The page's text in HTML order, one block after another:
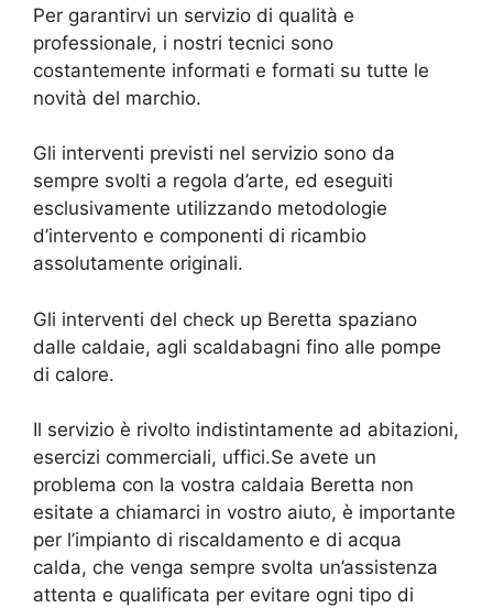
Per garantirvi un servizio di qualità e
professionale, i nostri tecnici sono
costantemente informati e formati su tutte le
novità del marchio.
Gli interventi previsti nel servizio sono da
sempre svolti a regola d’arte, ed eseguiti
esclusivamente utilizzando metodologie
d’intervento e componenti di ricambio
assolutamente originali.
Gli interventi del check up Beretta spaziano
dalle caldaie, agli scaldabagni fino alle pompe
di calore.
Il servizio è rivolto indistintamente ad abitazioni,
esercizi commerciali, uffici.Se avete un
problema con la vostra caldaia Beretta non
esitate a chiamarci in vostro aiuto, è importante
per l’impianto di riscaldamento e di acqua
calda, che venga sempre svolta un’assistenza
attenta e qualificata per evitare ogni tipo di